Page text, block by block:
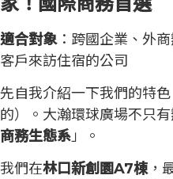
適合對象：跨國企業、外
客戶來訪住宿的公司
先自我介紹一下我們的特
的）。大瀚環球廣場不只
商務生態系」。
我們在林口新創園A7棟，